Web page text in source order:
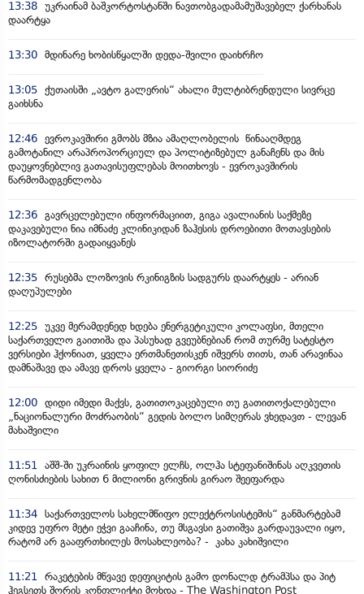
13:38 უკრაინამ ბაშკორტოსტანში ნავთობგადამამუშავებელ ქარხანას
დაარტყა
13:30 მდინარე ხობისწყალში დედა-შვილი დაიხრჩო
13:05 ქუთაისში „ავტო გალერის“ ახალი მულტიბრენდული სივრცე
გაიხსნა
12:46 ევროკავშირი გმობს მზია ამაღლობელის წინააღმდეგ
გამოტანილ არაპროპორციულ და პოლიტიზებულ განაჩენს და მის
დაუყოვნებლივ გათავისუფლებას მოითხოვს - ევროკავშირის
წარმომადგენლობა
12:36 გავრცელებული ინფორმაციით, გიგა ავალიანის საქმეზე
დაკავებული ნია იმნაძე კლინიკიდან ზაჰესის დროებითი მოთავსების
იზოლატორში გადაიყვანეს
12:35 რუსებმა ლოზოვის რკინიგზის სადგურს დაარტყეს - არიან
დაღუპულები
12:25 უკვე მერამდენედ ხდება ენერგეტიკული კოლაფსი, მთელი
საქართველო გაითიშა და პასუხად გვეუბნებიან რომ თურმე სატესტო
ვერსიები ჰქონიათ, ყველა ერთმანეთისკენ იშვერს თითს, თან არავინაა
დამნაშავე და ამავე დროს ყველა - გიორგი სიორიძე
12:00 დიდი იმედი მაქვს, გათითოკაცებული თუ გათითოქალებული
„ნაციონალური მოძრაობის“ გედის ბოლო სიმღერას ვხედავთ - ლევან
მახაშვილი
11:51
აშშ-ში უკრაინის ყოფილ ელჩს, ოლჰა სტეფანიშინას აღკვეთის
ღონისძიების სახით 6 მილიონი გრივნის გირაო შეეფარდა
11:34 საქართველოს სახელმწიფო ელექტროსისტემის“ განმარტებამ
კიდევ უფრო მეტი ეჭვი გააჩინა, თუ მსგავსი გათიშვა გარდაუვალი იყო,
რატომ არ გააფრთხილეს მოსახლეობა? - კახა კახიშვილი
11:21
რაკეტების მწვავე დეფიციტის გამო დონალდ ტრამპსა და პიტ
ჰეგსეთს შორის კონფლიქტი მოხდა - The Washington Post